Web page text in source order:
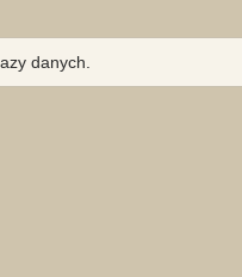
danych.